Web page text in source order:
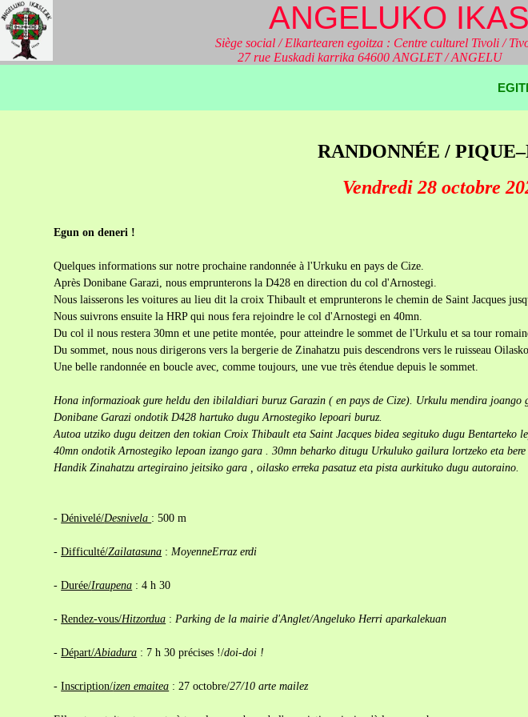
ANGELUKO
Siège social / Elkartearen egoitza : Centre culturel Tivoli /
27 rue Euskadi karrika 64600 ANGLET / ANGELU
RANDONNÉE /
Vendredi 28 octobre
Egun on deneri !
Quelques informations sur notre prochaine randonnée à l'Urkuku en pays de Cize.
Après Donibane Garazi, nous emprunterons la D428 en direction du col d'Arnostegi.
Nous laisserons les voitures au lieu dit la croix Thibault et emprunterons le chemin de Saint Jacques
Nous suivrons ensuite la HRP qui nous fera rejoindre le col d'Arnostegi en 40mn.
Du col il nous restera 30mn et une petite montée, pour atteindre le sommet de l'Urkulu et sa tour
Du sommet, nous nous dirigerons vers la bergerie de Zinahatzu puis descendrons vers le ruisseau
Une belle randonnée en boucle avec, comme toujours, une vue très étendue depuis le sommet.
Hona informazioak gure heldu den ibilaldiari buruz Garazin ( en pays de Cize). Urkulu mendira joango
Donibane Garazi ondotik D428 hartuko dugu Arnostegiko lepoari buruz.
Autoa utziko dugu deitzen den tokian Croix Thibault eta Saint Jacques bidea segituko dugu Bentarteko
40mn ondotik Arnostegiko lepoan izango gara . 30mn beharko ditugu Urkuluko gailura lortzeko eta bere
Handik Zinahatzu artegiraino jeitsiko gara , oilasko erreka pasatuz eta pista aurkituko dugu autoraino.
-Dénivelé/Desnivela : 500 m
-Difficulté/Zailatasuna :MoyenneErraz erdi
-Durée/Iraupena : 4 h 30
-Rendez-vous/Hitzordua :Parking de la mairie d'Anglet/Angeluko Herri aparkalekuan
-Départ/Abiadura : 7 h 30 précises !/doi-doi !
-Inscription/izen emaitea : 27 octobre/27/10 arte mailez